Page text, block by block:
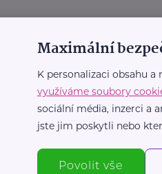
Maximální
K personalizaci obsahu
využíváme soubory
sociální média, inzerci a
jste jim poskytli nebo
Povolit vše